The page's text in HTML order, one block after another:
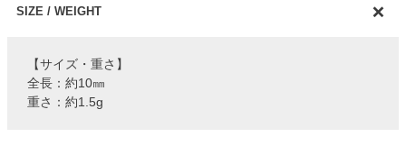
SIZE / WEIGHT
【サイズ・重さ】
全長：約10㎜
重さ：約1.5g